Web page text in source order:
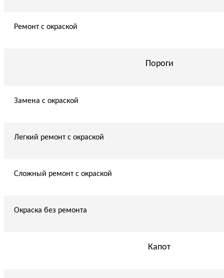
Ремонт с окраской
Пороги
Замена с окраской
Легкий ремонт с окраской
Сложный ремонт с окраской
Окраска без ремонта
Капот